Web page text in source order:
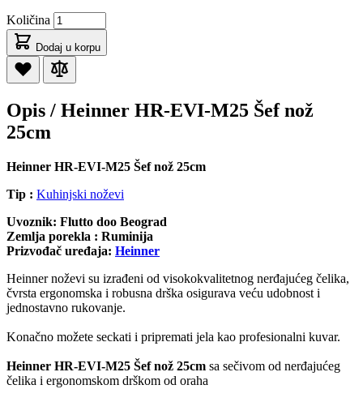
Količina
Dodaj u korpu
Opis / Heinner HR-EVI-M25 Šef nož
25cm
Heinner HR-EVI-M25 Šef nož 25cm
Tip : Kuhinjski noževi
Uvoznik: Flutto doo Beograd
Zemlja porekla : Ruminija
Prizvođač uređaja: Heinner
Heinner noževi su izrađeni od visokokvalitetnog nerđajućeg čelika,
čvrsta ergonomska i robusna drška osigurava veću udobnost i
jednostavno rukovanje.
Konačno možete seckati i pripremati jela kao profesionalni kuvar.
Heinner HR-EVI-M25 Šef nož 25cm sa sečivom od nerđajućeg
čelika i ergonomskom drškom od oraha